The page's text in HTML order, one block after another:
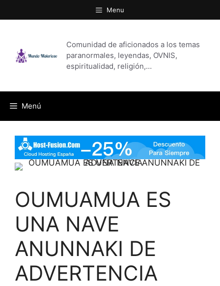
al
Menu
Comunidad de aficionados a los temas
paranormales, leyendas, OVNIS,
espiritualidad, religión,…
Menú
OUMUAMUA ES
UNA NAVE
ANUNNAKI DE
ADVERTENCIA